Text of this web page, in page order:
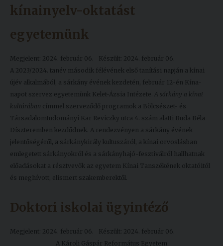
kínainyelv-oktatást
egyetemünk
Megjelent: 2024. február 06.
Készült: 2024. február 06.
A 2023/2024. tanév második félévének első tanítási napján a kínai
újév alkalmából, a sárkány évének kezdetén, február 12-én Kína-
napot szervez egyetemünk Kelet-Ázsia Intézete. A sárkány a kínai
kultúrában címmel szerveződő programok a Bölcsészet- és
Társadalomtudományi Kar Reviczky utca 4. szám alatti Buda Béla
Díszteremben kezdődnek. A rendezvényen a sárkány évének
jelentőségéről, a sárkánykirály kultuszáról, a kínai orvoslásban
emlegetett sárkányokról és a sárkányhajó-fesztiválról hallhatnak
előadásokat a résztvevők az egyetem Kínai Tanszékének oktatóitól
és meghívott, elismert szakemberektől.
Doktori iskolai ügyintéző
Megjelent: 2024. február 06.
Készült: 2024. február 06.
A Károli Gáspár Református Egyetem